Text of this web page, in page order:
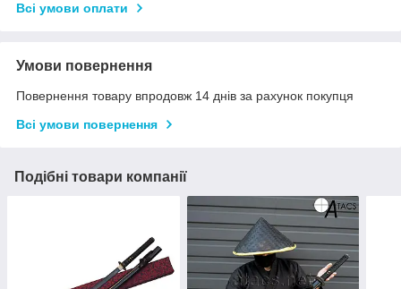
Всі умови оплати
Умови повернення
Повернення товару впродовж 14 днів за рахунок покупця
Всі умови повернення
Подібні товари компанії